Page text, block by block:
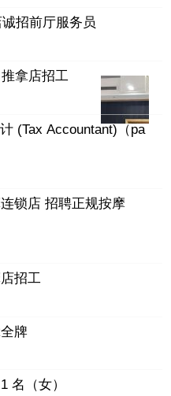
招前厅服务员
拿店招工
(Tax Accountant)（pa
锁店 招聘正规按摩
招工
HR全牌
名（女）